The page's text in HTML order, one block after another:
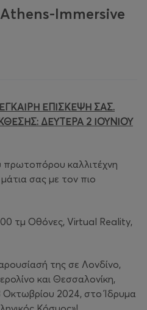
Immersive
ΕΠΙΣΚΕΨΗ ΣΑΣ.
ΔΕΥΤΕΡΑ 2 ΙΟΥΝΙΟΥ
καλλιτέχνη
σας με τον πιο
τμ Οθόνες, Virtual Reality,
της σε Λονδίνο,
και Θεσσαλονίκη,
Οκτωβρίου 2024, στο Ίδρυμα